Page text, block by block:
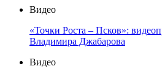
Видео
«Точки Роста – Псков»:
Владимира Джабарова
Видео